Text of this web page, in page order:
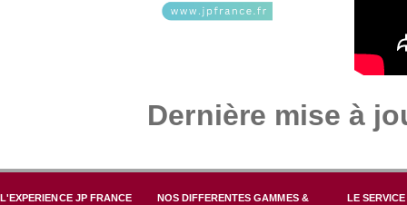
Dernière mise à
L'EXPERIENCE JP FRANCE
NOS DIFFERENTES GAMMES &
LE